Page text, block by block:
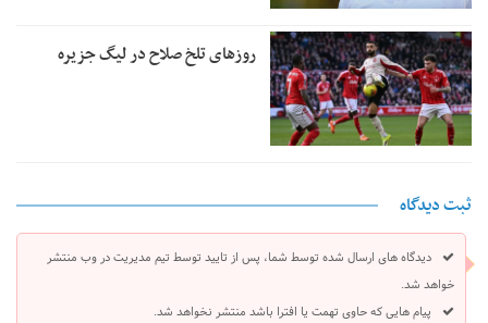
روزهای تلخ صلاح در لیگ جزیره
ثبت دیدگاه
دیدگاه های ارسال شده توسط شما، پس از تایید توسط تیم مدیریت در وب منتشر
خواهد شد.
پیام هایی که حاوی تهمت یا افترا باشد منتشر نخواهد شد.